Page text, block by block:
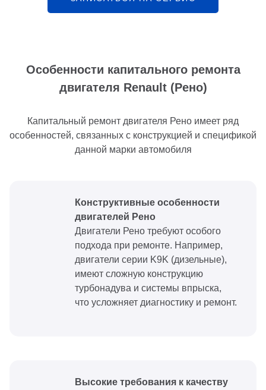
Особенности капитального ремонта
двигателя Renault (Рено)
Капитальный ремонт двигателя Рено имеет ряд
особенностей, связанных с конструкцией и спецификой
данной марки автомобиля
Конструктивные особенности
двигателей Рено
Двигатели Рено требуют особого
подхода при ремонте. Например,
двигатели серии K9K (дизельные),
имеют сложную конструкцию
турбонадува и системы впрыска,
что усложняет диагностику и ремонт.
Высокие требования к качеству